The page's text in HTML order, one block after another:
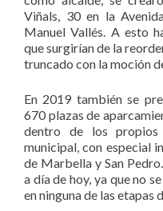
Viñals, 30 en la
Manuel Vallés. A esto
que surgirían de la
truncado con la moción
En 2019 también se
670 plazas de
dentro de los
municipal, con especial
de Marbella y San
a día de hoy, ya que no
en ninguna de las etapas